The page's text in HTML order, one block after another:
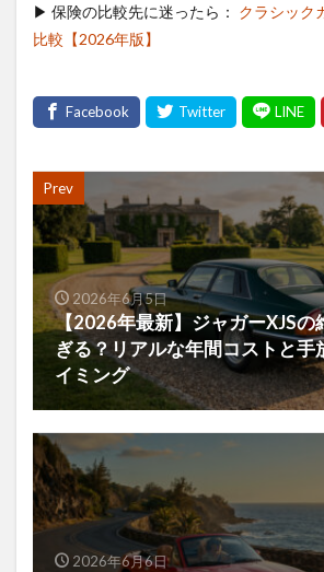
▶ 保険の比較先に迷ったら： クラシック
比較【2026年版】
Prev
2026年6月5日
【2026年最新】ジャガーXJSの
ぎる？リアルな年間コストと手
イミング
2026年6月6日